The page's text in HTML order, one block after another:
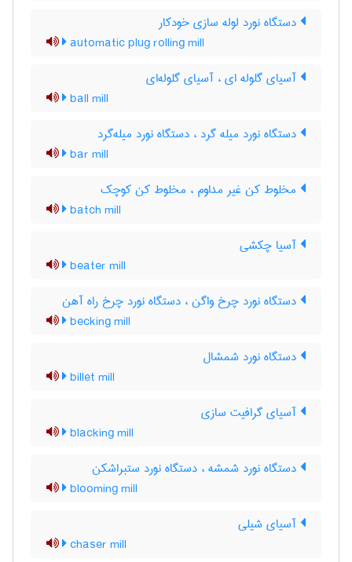
دستگاه نورد لوله سازی خودکار
automatic plug rolling mill
آسیای گلوله ای ، آسیای گلوله‌ای
ball mill
دستگاه نورد میله گرد ، دستگاه نورد میله‌گرد
bar mill
مخلوط کن غیر مداوم ، مخلوط کن کوچک
batch mill
آسیا چکشی
beater mill
دستگاه نورد چرخ واگن ، دستگاه نورد چرخ راه آهن
becking mill
دستگاه نورد شمشال
billet mill
آسیای گرافیت سازی
blacking mill
دستگاه نورد شمشه ، دستگاه نورد ستبراشکن
blooming mill
آسیای شیلی
chaser mill